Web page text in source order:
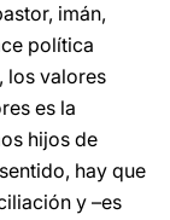
imán,
política
los valores
es la
hijos de
hay que
y –es